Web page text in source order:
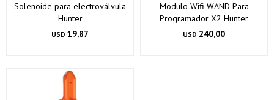
Solenoide para electroválvula
Hunter
USD 19,87
Modulo Wifi WAND Para
Programador X2 Hunter
USD 240,00